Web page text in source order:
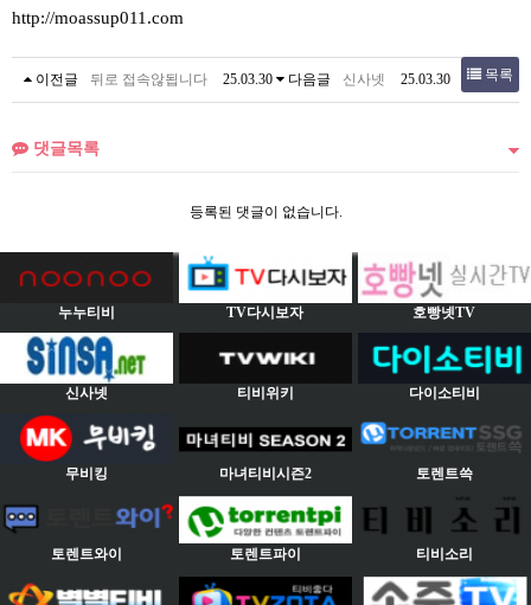
http://moassup011.com
목록
이전글 뒤로 접속않됩니다 25.03.30 다음글 신사넷 25.03.30
댓글목록
등록된 댓글이 없습니다.
누누티비 TV다시보자 호빵넷TV
신사넷 티비위키 다이소티비
무비킹 마녀티비시즌2 토렌트쓱
토렌트와이 토렌트파이 티비소리